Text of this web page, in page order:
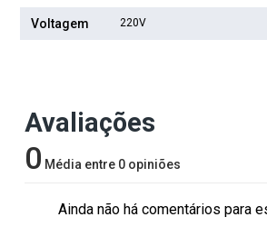
Voltagem 220V
Avaliações
0 Média entre 0 opiniões
Ainda não há comentários para